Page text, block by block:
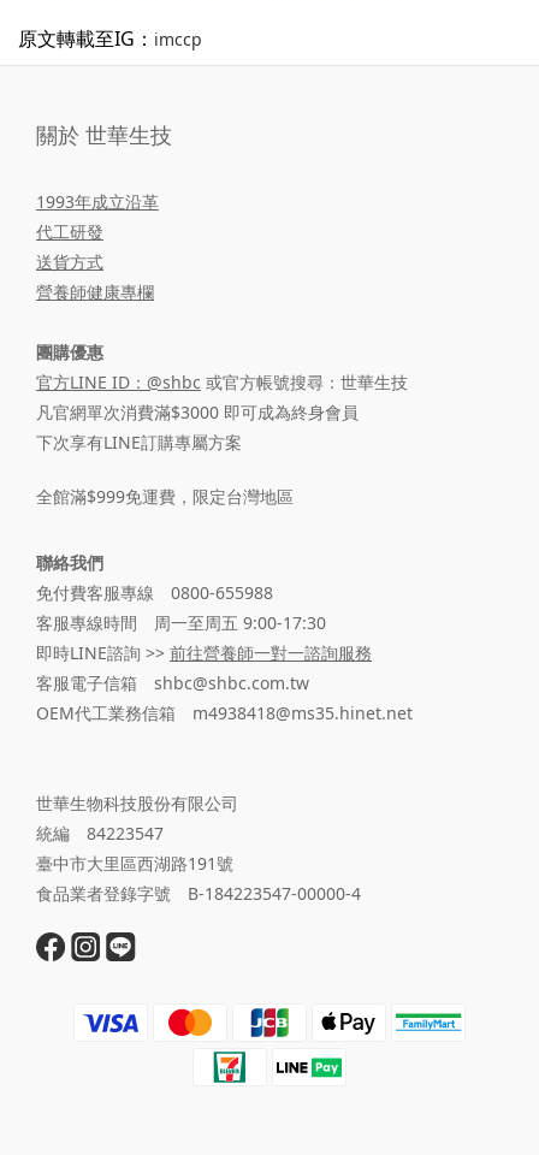
原文轉載至IG： imccp
關於 世華生技
1993年成立沿革
代工研發
送貨方式
營養師健康專欄
團購優惠
官方LINE ID：@shbc 或官方帳號搜尋：世華生技
凡官網單次消費滿$3000 即可成為終身會員
下次享有LINE訂購專屬方案
全館滿$999免運費，限定台灣地區
聯絡我們
免付費客服專線 0800-655988
客服專線時間 周一至周五 9:00-17:30
即時LINE諮詢 >> 前往營養師一對一諮詢服務
客服電子信箱 shbc@shbc.com.tw
OEM代工業務信箱 m4938418@ms35.hinet.net
世華生物科技股份有限公司
統編 84223547
臺中市大里區西湖路191號
食品業者登錄字號 B-184223547-00000-4